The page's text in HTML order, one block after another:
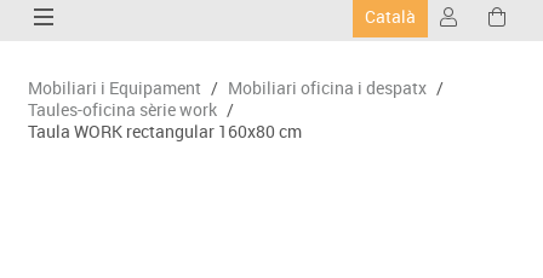
Català
Mobiliari i Equipament / Mobiliari oficina i despatx /
Taules-oficina sèrie work /
Taula WORK rectangular 160x80 cm